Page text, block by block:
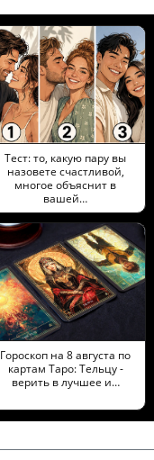
Тест: то, какую пару вы
назовете счастливой,
многое объяснит в
вашей…
Гороскоп на 8 августа по
картам Таро: Тельцу -
верить в лучшее и…